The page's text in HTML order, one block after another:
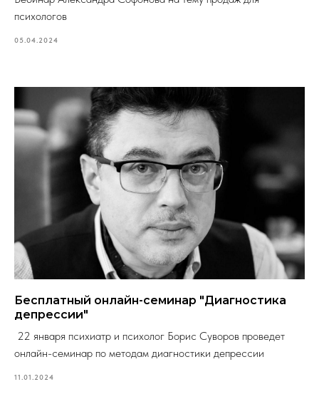
психологов
05.04.2024
Бесплатный онлайн-семинар "Диагностика
депрессии"
22 января психиатр и психолог Борис Суворов проведет
онлайн-семинар по методам диагностики депрессии
11.01.2024